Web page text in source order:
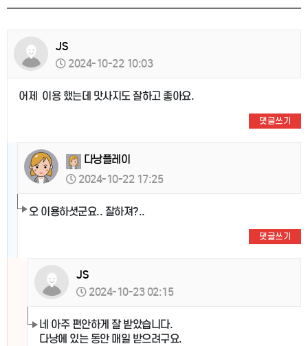
JS
2024-10-22 10:03
어제 이용 했는데 맛사지도 잘하고 좋아요.
댓글쓰기
다낭플레이
2024-10-22 17:25
오 이용하셧군요.. 잘하져?..
댓글쓰기
JS
2024-10-23 02:15
네 아주 편안하게 잘 받았습니다.
다낭에 있는 동안 매일 받으려구요.